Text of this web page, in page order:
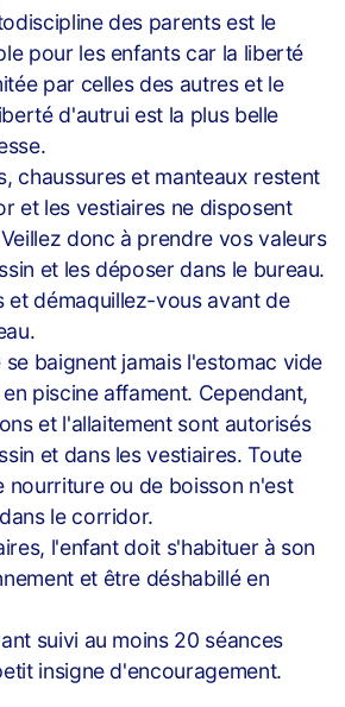
des parents est le
pour les enfants car la liberté
par celles des autres et le
d'autrui est la plus belle
chaussures et manteaux restent
et les vestiaires ne disposent
donc à prendre vos valeurs
et les déposer dans le bureau.
et démaquillez-vous avant de
se baignent jamais l'estomac vide
piscine affament. Cependant,
et l'allaitement sont autorisés
et dans les vestiaires. Toute
nourriture ou de boisson n'est
le corridor.
l'enfant doit s'habituer à son
et être déshabillé en
suivi au moins 20 séances
insigne d'encouragement.